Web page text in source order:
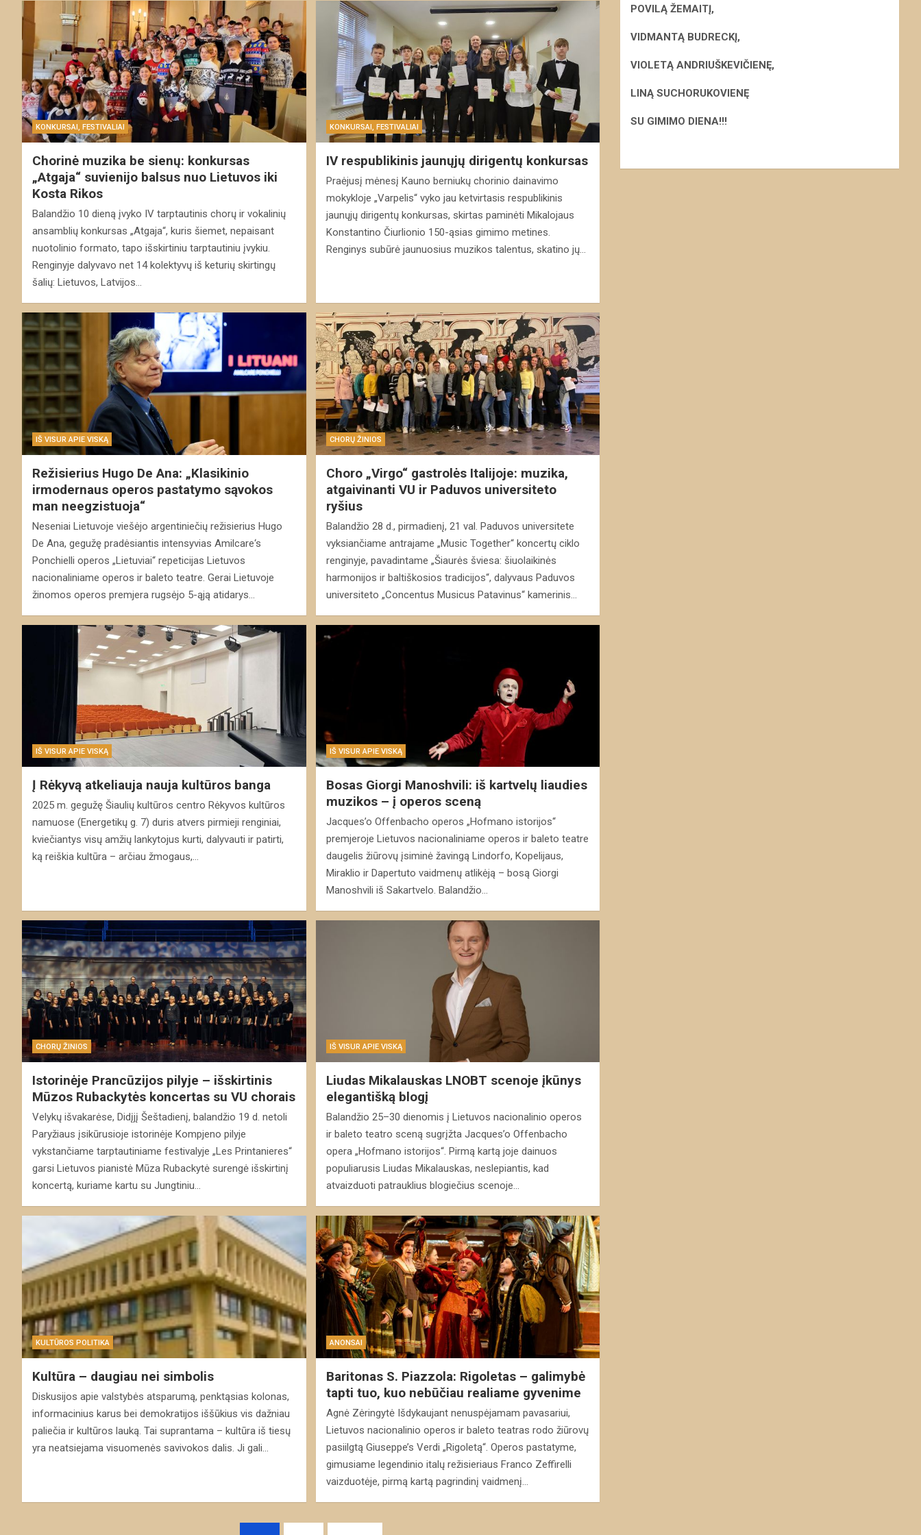
KONKURSAI, FESTIVALIAI
Chorinė muzika be sienų: konkursas
„Atgaja“ suvienijo balsus nuo Lietuvos iki
Kosta Rikos
Balandžio 10 dieną įvyko IV tarptautinis chorų ir vokalinių
ansamblių konkursas „Atgaja“, kuris šiemet, nepaisant
nuotolinio formato, tapo išskirtiniu tarptautiniu įvykiu.
Renginyje dalyvavo net 14 kolektyvų iš keturių skirtingų
šalių: Lietuvos, Latvijos…
KONKURSAI, FESTIVALIAI
IV respublikinis jaunųjų dirigentų konkursas
Praėjusį mėnesį Kauno berniukų chorinio dainavimo
mokykloje „Varpelis“ vyko jau ketvirtasis respublikinis
jaunųjų dirigentų konkursas, skirtas paminėti Mikalojaus
Konstantino Čiurlionio 150-ąsias gimimo metines.
Renginys subūrė jaunuosius muzikos talentus, skatino jų…
IŠ VISUR APIE VISKĄ
Režisierius Hugo De Ana: „Klasikinio
irmodernaus operos pastatymo sąvokos
man neegzistuoja“
Neseniai Lietuvoje viešėjo argentiniečių režisierius Hugo
De Ana, gegužę pradėsiantis intensyvias Amilcare‘s
Ponchielli operos „Lietuviai“ repeticijas Lietuvos
nacionaliniame operos ir baleto teatre. Gerai Lietuvoje
žinomos operos premjera rugsėjo 5-ąją atidarys…
CHORŲ ŽINIOS
Choro „Virgo“ gastrolės Italijoje: muzika,
atgaivinanti VU ir Paduvos universiteto
ryšius
Balandžio 28 d., pirmadienį, 21 val. Paduvos universitete
vyksiančiame antrajame „Music Together“ koncertų ciklo
renginyje, pavadintame „Šiaurės šviesa: šiuolaikinės
harmonijos ir baltiškosios tradicijos“, dalyvaus Paduvos
universiteto „Concentus Musicus Patavinus“ kamerinis…
IŠ VISUR APIE VISKĄ
Į Rėkyvą atkeliauja nauja kultūros banga
2025 m. gegužę Šiaulių kultūros centro Rėkyvos kultūros
namuose (Energetikų g. 7) duris atvers pirmieji renginiai,
kviečiantys visų amžių lankytojus kurti, dalyvauti ir patirti,
ką reiškia kultūra – arčiau žmogaus,…
IŠ VISUR APIE VISKĄ
Bosas Giorgi Manoshvili: iš kartvelų liaudies
muzikos – į operos sceną
Jacques’o Offenbacho operos „Hofmano istorijos“
premjeroje Lietuvos nacionaliniame operos ir baleto teatre
daugelis žiūrovų įsiminė žavingą Lindorfo, Kopelijaus,
Miraklio ir Dapertuto vaidmenų atlikėją – bosą Giorgi
Manoshvili iš Sakartvelo. Balandžio…
CHORŲ ŽINIOS
Istorinėje Prancūzijos pilyje – išskirtinis
Mūzos Rubackytės koncertas su VU chorais
Velykų išvakarėse, Didįjį Šeštadienį, balandžio 19 d. netoli
Paryžiaus įsikūrusioje istorinėje Kompjeno pilyje
vykstančiame tarptautiniame festivalyje „Les Printanieres“
garsi Lietuvos pianistė Mūza Rubackytė surengė išskirtinį
koncertą, kuriame kartu su Jungtiniu…
IŠ VISUR APIE VISKĄ
Liudas Mikalauskas LNOBT scenoje įkūnys
elegantišką blogį
Balandžio 25–30 dienomis į Lietuvos nacionalinio operos
ir baleto teatro sceną sugrįžta Jacques’o Offenbacho
opera „Hofmano istorijos“. Pirmą kartą joje dainuos
populiarusis Liudas Mikalauskas, neslepiantis, kad
atvaizduoti patrauklius blogiečius scenoje…
KULTŪROS POLITIKA
Kultūra – daugiau nei simbolis
Diskusijos apie valstybės atsparumą, penktąsias kolonas,
informacinius karus bei demokratijos iššūkius vis dažniau
paliečia ir kultūros lauką. Tai suprantama – kultūra iš tiesų
yra neatsiejama visuomenės savivokos dalis. Ji gali…
ANONSAI
Baritonas S. Piazzola: Rigoletas – galimybė
tapti tuo, kuo nebūčiau realiame gyvenime
Agnė Zėringytė Išdykaujant nenuspėjamam pavasariui,
Lietuvos nacionalinio operos ir baleto teatras rodo žiūrovų
pasiilgtą Giuseppe’s Verdi „Rigoletą“. Operos pastatyme,
gimusiame legendinio italų režisieriaus Franco Zeffirelli
vaizduotėje, pirmą kartą pagrindinį vaidmenį…
POVILĄ ŽEMAITĮ,
VIDMANTĄ BUDRECKĮ,
VIOLETĄ ANDRIUŠKEVIČIENĘ,
LINĄ SUCHORUKOVIENĘ
SU GIMIMO DIENA!!!